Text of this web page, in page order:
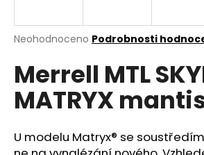
Průměrné
produktu
je
0,0
hvězdiček.
Neohodnoceno Podrobnosti
Merrell MTL
MATRYX
U modelu Matryx® se
j
t
?